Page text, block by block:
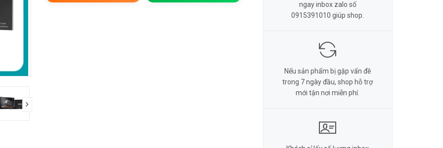
ngay inbox zalo số
0915391010 giúp shop.
Nếu sản phẩm bị gặp vấn đề
trong 7 ngày đầu, shop hỗ trợ
mới tận nơi miễn phí.